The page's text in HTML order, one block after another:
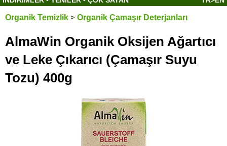
Organik Temizlik > Organik Çamaşır Deterjanları
AlmaWin Organik Oksijen Ağartıcı
ve Leke Çıkarıcı (Çamaşır Suyu
Tozu) 400g